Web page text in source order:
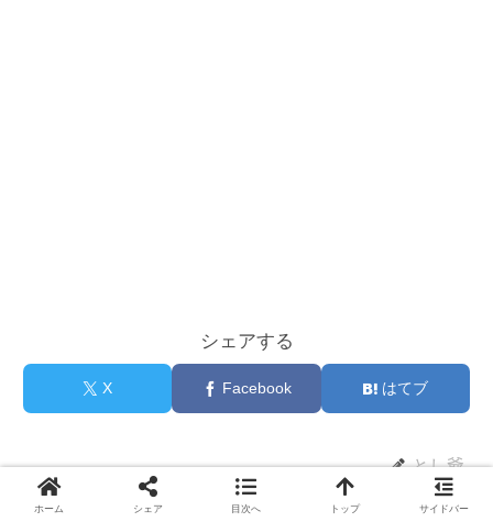
シェアする
X Facebook はてブ
とし爺
ホーム シェア 目次へ トップ サイドバー